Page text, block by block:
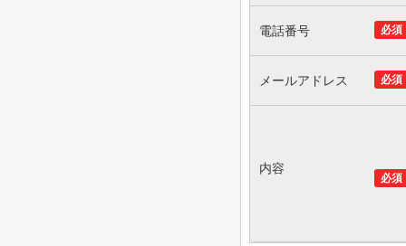
必須
電話番号
必須
メールアドレス
必須
内容